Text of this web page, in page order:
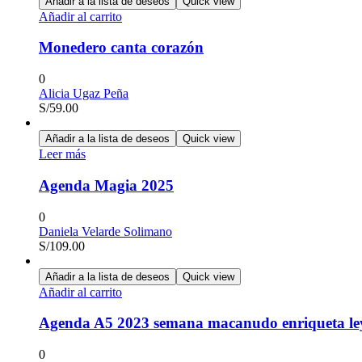
Añadir al carrito
Monedero canta corazón
0
Alicia Ugaz Peña
S/59.00
Añadir a la lista de deseos Quick view
Leer más
Agenda Magia 2025
0
Daniela Velarde Solimano
S/109.00
Añadir a la lista de deseos Quick view
Añadir al carrito
Agenda A5 2023 semana macanudo enriqueta
0